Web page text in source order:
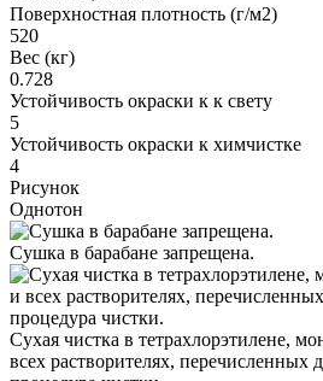
Поверхностная плотность (г/м2)
520
Вес (кг)
0.728
Устойчивость окраски к к свету
5
Устойчивость окраски к химчистке
4
Рисунок
Однотон
Сушка в барабане запрещена.
Сухая чистка в тетрахлорэтилене,
всех растворителях, перечисленных